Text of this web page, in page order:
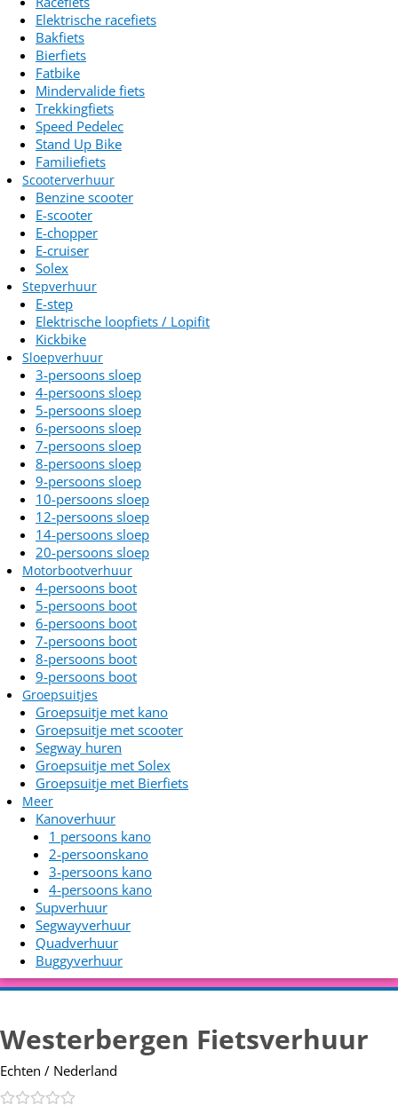
Elektrische racefiets
Bakfiets
Bierfiets
Fatbike
Mindervalide fiets
Trekkingfiets
Speed Pedelec
Stand Up Bike
Familiefiets
Scooterverhuur
Benzine scooter
E-scooter
E-chopper
E-cruiser
Solex
Stepverhuur
E-step
Elektrische loopfiets / Lopifit
Kickbike
Sloepverhuur
3-persoons sloep
4-persoons sloep
5-persoons sloep
6-persoons sloep
7-persoons sloep
8-persoons sloep
9-persoons sloep
10-persoons sloep
12-persoons sloep
14-persoons sloep
20-persoons sloep
Motorbootverhuur
4-persoons boot
5-persoons boot
6-persoons boot
7-persoons boot
8-persoons boot
9-persoons boot
Groepsuitjes
Groepsuitje met kano
Groepsuitje met scooter
Segway huren
Groepsuitje met Solex
Groepsuitje met Bierfiets
Meer
Kanoverhuur
1 persoons kano
2-persoonskano
3-persoons kano
4-persoons kano
Supverhuur
Segwayverhuur
Quadverhuur
Buggyverhuur
Westerbergen Fietsverhuur
Echten / Nederland